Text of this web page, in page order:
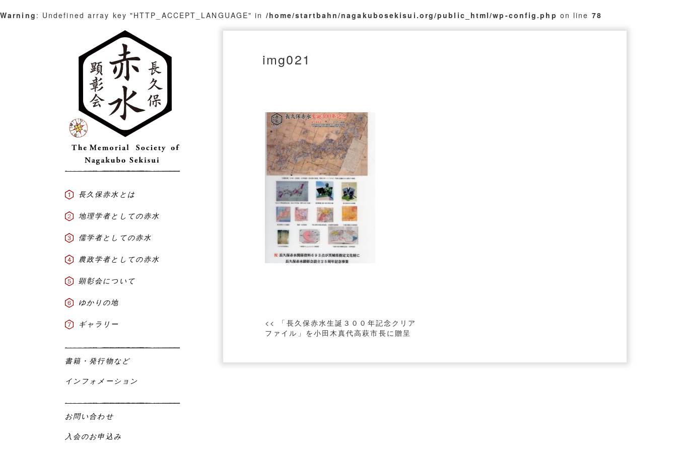
Warning : Undefined array key "HTTP_ACCEPT_LANGUAGE" in /home/startbahn/nagakubosekisui.org/public_html/wp-config.php on line 78
長久保赤水とは
地理学者としての赤水
儒学者としての赤水
農政学者としての赤水
顕彰会について
ゆかりの地
ギャラリー
書籍・発行物など
インフォメーション
お問い合わせ
入会のお申込み
img021
投
稿
ビ
<< 「長久保赤水生誕３００年記念クリア
ファイル」を小田木真代高萩市長に贈呈